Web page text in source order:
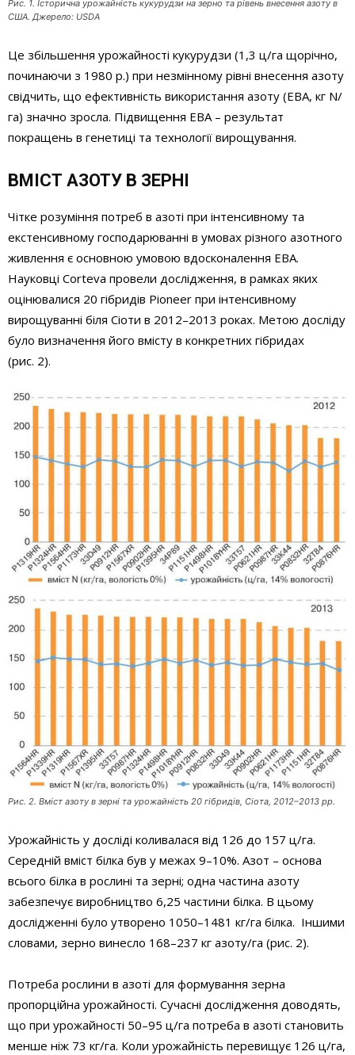
Рис. 1. Історична урожайність кукурудзи на зерно та рівень внесення азоту в
США. Джерело: USDA
Це збільшення урожайності кукурудзи (1,3 ц/га щорічно,
починаючи з 1980 р.) при незмінному рівні внесення азоту
свідчить, що ефективність використання азоту (ЕВА, кг N/
га) значно зросла. Підвищення ЕВА – результат
покращень в генетиці та технології вирощування.
ВМІСТ АЗОТУ В ЗЕРНІ
Чітке розуміння потреб в азоті при інтенсивному та
екстенсивному господарюванні в умовах різного азотного
живлення є основною умовою вдосконалення ЕВА.
Науковці Corteva провели дослідження, в рамках яких
оцінювалися 20 гібридів Pioneer при інтенсивному
вирощуванні біля Сіоти в 2012–2013 роках. Метою досліду
було визначення його вмісту в конкретних гібридах
(рис. 2).
Рис. 2. Вміст азоту в зерні та урожайність 20 гібридів, Сіота, 2012–2013 рр.
Урожайність у досліді коливалася від 126 до 157 ц/га.
Середній вміст білка був у межах 9–10%. Азот – основа
всього білка в рослині та зерні; одна частина азоту
забезпечує виробництво 6,25 частини білка. В цьому
дослідженні було утворено 1050–1481 кг/га білка. Іншими
словами, зерно винесло 168–237 кг азоту/га (рис. 2).
Потреба рослини в азоті для формування зерна
пропорційна урожайності. Сучасні дослідження доводять,
що при урожайності 50–95 ц/га потреба в азоті становить
менше ніж 73 кг/га. Коли урожайність перевищує 126 ц/га,